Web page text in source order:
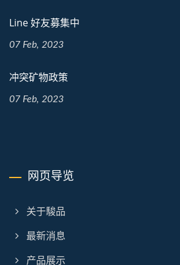
Line 好友募集中
07 Feb, 2023
冲突矿物政策
07 Feb, 2023
网页导览
关于駿品
最新消息
产品展示